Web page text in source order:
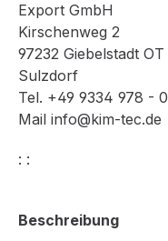
Export GmbH
Kirschenweg 2
97232 Giebelstadt OT
Sulzdorf
Tel. +49 9334 978 - 0
Mail info@kim-tec.de
: :
Beschreibung